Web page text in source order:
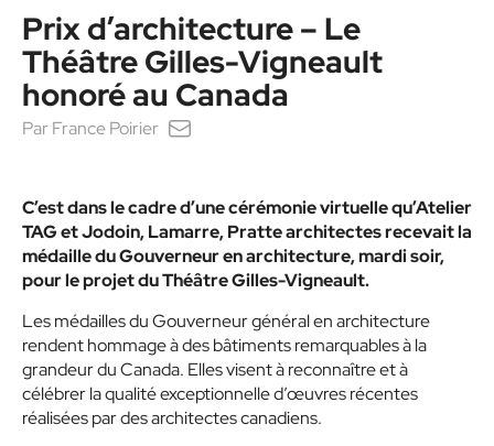
Prix d’architecture – Le
Théâtre Gilles-Vigneault
honoré au Canada
Par France Poirier
C’est dans le cadre d’unecérémonie virtuelle qu’Atelier
TAG et Jodoin,Lamarre, Pratte architectes recevait la
médaille du Gouverneur en architecture, mardi soir,
pour le projet du Théâtre Gilles-Vigneault.
Les médailles du Gouverneur général en architecture
rendent hommage à des bâtiments remarquables à la
grandeur du Canada. Elles visent à reconnaître et à
célébrer la qualité exceptionnelle d’œuvres récentes
réalisées par des architectes canadiens.